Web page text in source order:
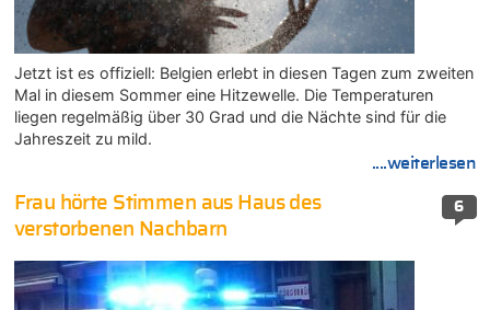
Jetzt ist es offiziell: Belgien erlebt in diesen Tagen zum zweiten
Mal in diesem Sommer eine Hitzewelle. Die Temperaturen
liegen regelmäßig über 30 Grad und die Nächte sind für die
Jahreszeit zu mild.
....weiterlesen
6
Frau hörte Stimmen aus Haus des
verstorbenen Nachbarn